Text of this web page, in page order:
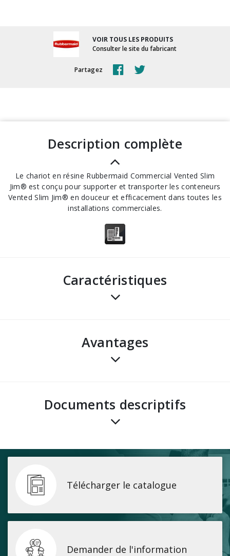
VOIR TOUS LES PRODUITS
Consulter le site du fabricant
Partagez
description complète
Le chariot en résine Rubbermaid Commercial Vented Slim
Jim® est conçu pour supporter et transporter les conteneurs
Vented Slim Jim® en douceur et efficacement dans toutes les
installations commerciales.
Caractéristiques
avantages
Documents descriptifs
Télécharger le catalogue
Demander de l'information